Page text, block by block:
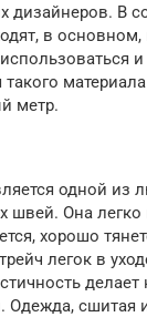
дизайнеров. В
в
и
такого
метр.
одной из
швей. Она легко
хорошо
легок в
делает
сшитая